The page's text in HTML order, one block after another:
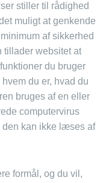
stiller til rådighed
muligt at genkende
af sikkerhed
tillader websitet at
du bruger
du er, hvad du
bruges af en eller
computervirus
den kan ikke læses af
formål, og du vil,